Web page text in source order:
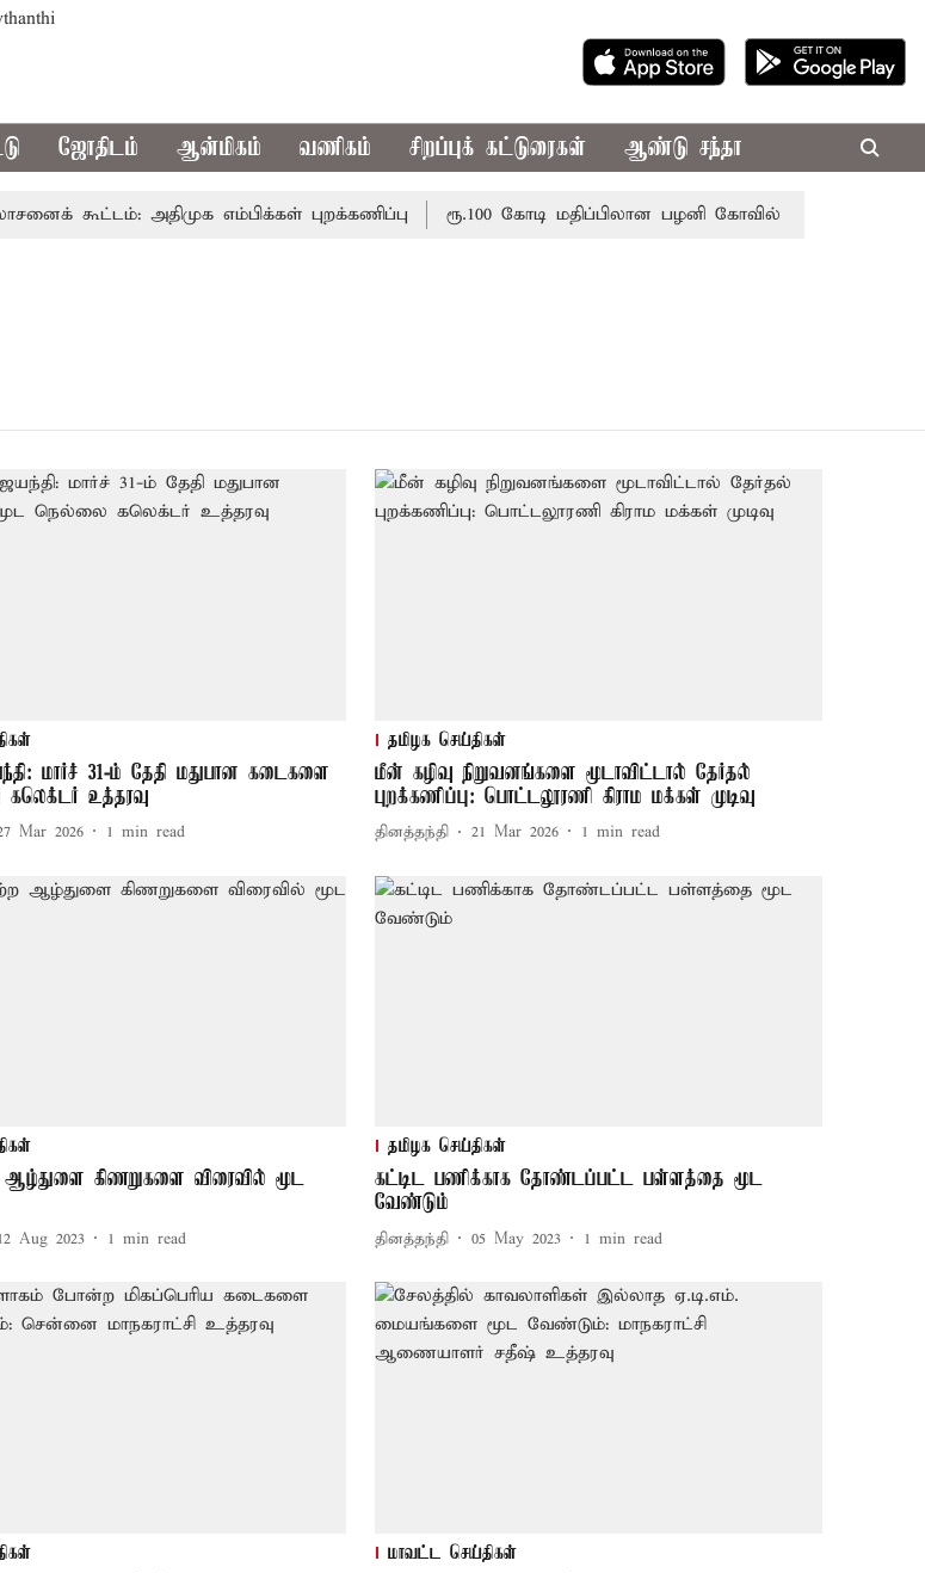
ஜோதிடம் ஆன்மிகம் வணிகம் சிறப்புக் கட்டுரைகள் ஆண்டு சந்தா
கூட்டம்: அதிமுக எம்பிக்கள் புறக்கணிப்பு ரூ.100 கோடி மதிப்பிலான பழனி கோவில் நில மோசடி:
மார்ச் 31-ம் தேதி மதுபான கடைகளை
உத்தரவு
Mar 2026 1 min read
தமிழக செய்திகள்
மீன் கழிவு நிறுவனங்களை மூடாவிட்டால் தேர்தல்
புறக்கணிப்பு: பொட்டலூரணி கிராம மக்கள் முடிவு
தினத்தந்தி 21 Mar 2026 1 min read
கிணறுகளை விரைவில் மூட
Aug 2023 1 min read
தமிழக செய்திகள்
கட்டிட பணிக்காக தோண்டப்பட்ட பள்ளத்தை மூட
வேண்டும்
தினத்தந்தி 05 May 2023 1 min read
மாவட்ட செய்திகள்